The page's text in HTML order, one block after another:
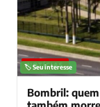
NOTÍCIAS
🏷️ Seu interesse
Bombril: